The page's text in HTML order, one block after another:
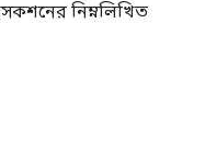
নিম্নলিখিত